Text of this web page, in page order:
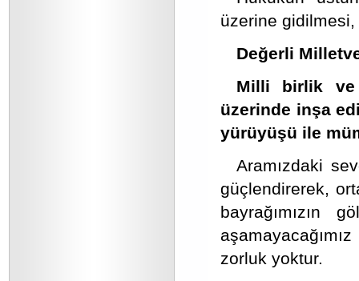
üzerine gidilmesi,
Değerli
Milli birlik ve
üzerinde inşa
yürüyüşü ile
Aramızdaki
güçlendirerek,
bayrağımızın
zorluk yoktur.